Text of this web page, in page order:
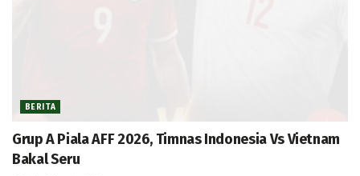
BERITA
Grup A Piala AFF 2026, Timnas Indonesia Vs Vietnam
Bakal Seru